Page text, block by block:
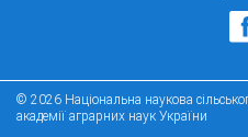
© 2026 Національна наукова
академії аграрних наук України